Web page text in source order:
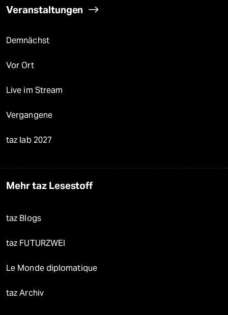
Veranstaltungen
Demnächst
Vor Ort
Live im Stream
Vergangene
taz lab 2027
Mehr taz Lesestoff
taz Blogs
taz FUTURZWEI
Le Monde diplomatique
taz Archiv